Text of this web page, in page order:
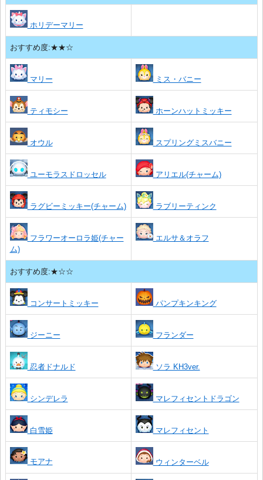
ホリデーマリー
おすすめ度:★★☆
マリー ミス・バニー
ティモシー ホーンハットミッキー
オウル スプリングミスバニー
ユーモラスドロッセル アリエル(チャーム)
ラグビーミッキー(チャーム) ラブリーティンク
フラワーオーロラ姫(チャー
ム)
エルサ＆オラフ
おすすめ度:★☆☆
コンサートミッキー パンプキンキング
ジーニー フランダー
忍者ドナルド ソラ KH3ver.
シンデレラ マレフィセントドラゴン
白雪姫 マレフィセント
モアナ ウィンターベル